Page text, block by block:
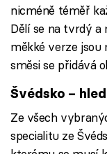
nicméně téměř
Dělí se na tvrdý a
měkké verze jsou
směsi se přidává
Švédsko –
Ze všech
specialitu ze